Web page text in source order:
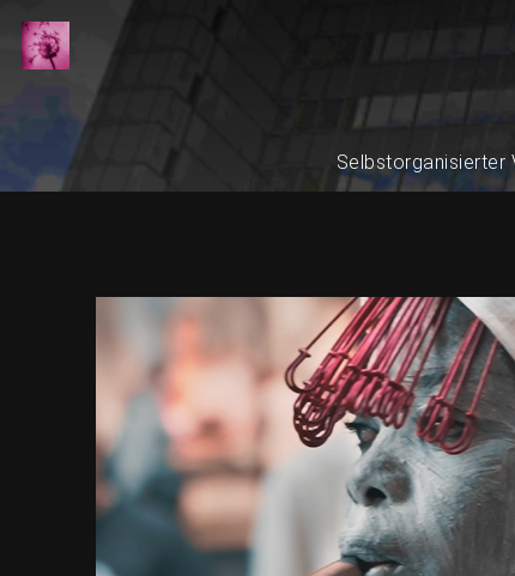
Selbstorganisierter